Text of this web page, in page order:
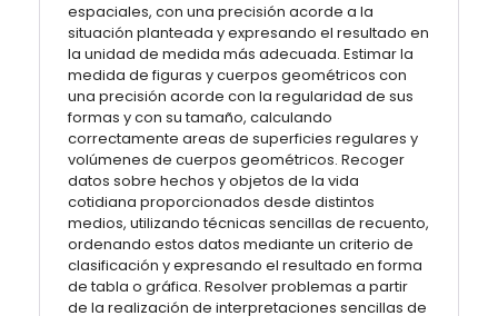
espaciales, con una precisión acorde a la
situación planteada y expresando el resultado en
la unidad de medida más adecuada. Estimar la
medida de figuras y cuerpos geométricos con
una precisión acorde con la regularidad de sus
formas y con su tamaño, calculando
correctamente areas de superficies regulares y
volúmenes de cuerpos geométricos. Recoger
datos sobre hechos y objetos de la vida
cotidiana proporcionados desde distintos
medios, utilizando técnicas sencillas de recuento,
ordenando estos datos mediante un criterio de
clasificación y expresando el resultado en forma
de tabla o gráfica. Resolver problemas a partir
de la realización de interpretaciones sencillas de